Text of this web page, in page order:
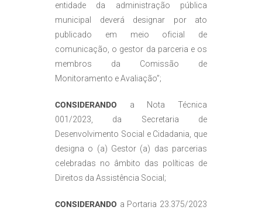
entidade da administração pública
municipal deverá designar por ato
publicado em meio oficial de
comunicação, o gestor da parceria e os
membros da Comissão de
Monitoramento e Avaliação”;
CONSIDERANDO a Nota Técnica
001/2023, da Secretaria de
Desenvolvimento Social e Cidadania, que
designa o (a) Gestor (a) das parcerias
celebradas no âmbito das políticas de
Direitos da Assistência Social;
CONSIDERANDO a Portaria 23.375/2023